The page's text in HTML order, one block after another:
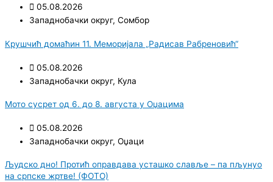
05.08.2026
Западнобачки округ, Сомбор
Крушчић домаћин 11. Меморијала „Радисав Рабреновић“
05.08.2026
Западнобачки округ, Кула
Мото сусрет од 6. до 8. августа у Оџацима
05.08.2026
Западнобачки округ, Оџаци
Људско дно! Протић оправдава усташко славље – па пљунуо
на српске жртве! (ФОТО)